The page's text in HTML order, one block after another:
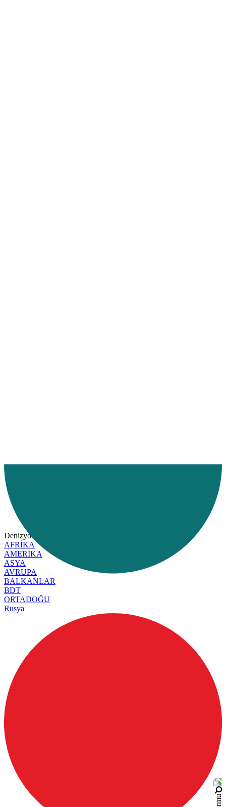
Denizyolu
BDT
Denizyolu
AFRİKA
AMERİKA
ASYA
AVRUPA
BALKANLAR
BDT
ORTADOĞU
Rusya